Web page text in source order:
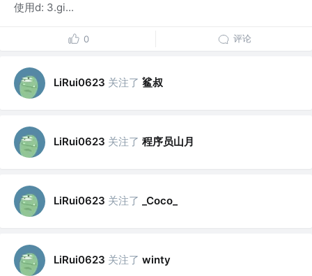
使用d: 3.gi...
0 评论
LiRui0623 关注了 鲨叔
LiRui0623 关注了 程序员山月
LiRui0623 关注了 _Coco_
LiRui0623 关注了 winty